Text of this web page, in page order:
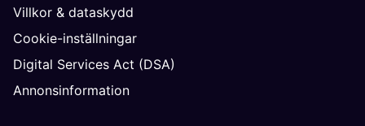
Villkor & dataskydd
Cookie-inställningar
Digital Services Act (DSA)
Annonsinformation